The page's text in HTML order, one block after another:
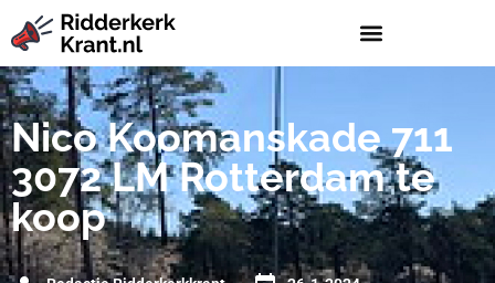
Nico Koomanskade 711
3072 LM Rotterdam te
koop